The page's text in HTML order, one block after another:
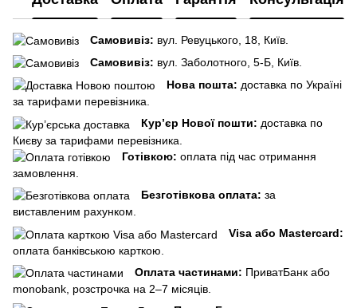
Самовивіз: вул. Ревуцького, 18, Київ.
Самовивіз: вул. Заболотного, 5-Б, Київ.
Нова пошта: доставка по Україні
за тарифами перевізника.
Кур’єр Нової пошти: доставка по
Києву за тарифами перевізника.
Готівкою: оплата під час отримання
замовлення.
Безготівкова оплата: за
виставленим рахунком.
Visa або Mastercard:
оплата банківською карткою.
Оплата частинами: ПриватБанк або
monobank, розстрочка на 2–7 місяців.